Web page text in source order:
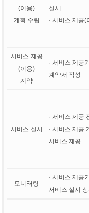
(이용)
계획 수립
실시
· 서비스 제공
서비스 제공
(이용)
계약
· 서비스 제공
계약서 작성
서비스 실시
· 서비스 제공
· 서비스 제공
서비스 제공
모니터링
· 서비스 제공
서비스 실시